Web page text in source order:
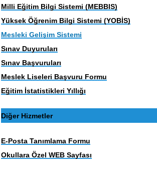
Milli Eğitim Bilgi Sistemi (MEBBIS)
Yüksek Öğrenim Bilgi Sistemi (YOBİS)
Mesleki Gelişim Sistemi
Sınav Duyuruları
Sınav Başvuruları
Meslek Liseleri Başvuru Formu
Eğitim İstatistikleri Yıllığı
Diğer Hizmetler
E-Posta Tanımlama Formu
Okullara Özel WEB Sayfası